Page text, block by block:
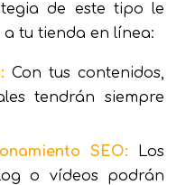
de este tipo le
tu tienda en línea:
Con tus contenidos,
tendrán siempre
SEO:
Los
o vídeos podrán